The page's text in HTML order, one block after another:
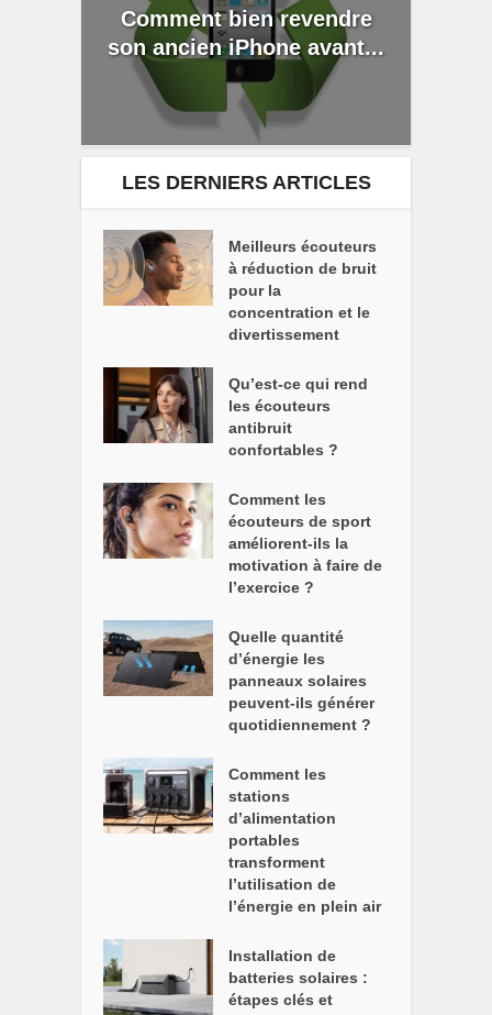
Comment bien revendre
son ancien iPhone avant...
LES DERNIERS ARTICLES
Meilleurs écouteurs
à réduction de bruit
pour la
concentration et le
divertissement
Qu’est-ce qui rend
les écouteurs
antibruit
confortables ?
Comment les
écouteurs de sport
améliorent-ils la
motivation à faire de
l’exercice ?
Quelle quantité
d’énergie les
panneaux solaires
peuvent-ils générer
quotidiennement ?
Comment les
stations
d’alimentation
portables
transforment
l’utilisation de
l’énergie en plein air
Installation de
batteries solaires :
étapes clés et